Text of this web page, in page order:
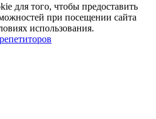
для того, чтобы предоставить
при посещении сайта
использования.